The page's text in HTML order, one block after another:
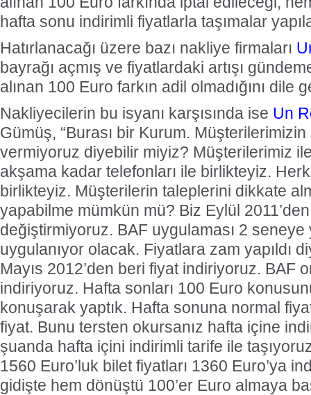
hafta sonu indirimli fiyatlarla taşımalar
Hatırlanacağı üzere bazı nakliye firmaları
bayrağı açmış ve fiyatlardaki artışı
alınan 100 Euro farkın adil olmadığını dile
Nakliyecilerin bu isyanı karşısında ise Un
Gümüş, “Burası bir Kurum.
vermiyoruz diyebilir miyiz? Müşterilerimiz
akşama kadar telefonları ile birlikteyiz.
birlikteyiz. Müşterilerin taleplerini dikkate
yapabilme mümkün mü? Biz Eylül 2011’den
değiştirmiyoruz. BAF uygulaması 2 seneye
uygulanıyor olacak. Fiyatlara zam yapıldı
Mayıs 2012’den beri fiyat indiriyoruz. BAF
indiriyoruz. Hafta sonları 100 Euro
konuşarak yaptık. Hafta sonuna normal
fiyat. Bunu tersten okursanız hafta içine
şuanda hafta içini indirimli tarife ile
1560 Euro’luk bilet fiyatları 1360 Euro’ya
gidişte hem dönüştü 100’er Euro almaya